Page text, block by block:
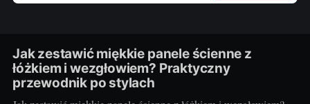
Jak zestawić miękkie panele ścienne z
łóżkiem i wezgłowiem? Praktyczny
przewodnik po stylach